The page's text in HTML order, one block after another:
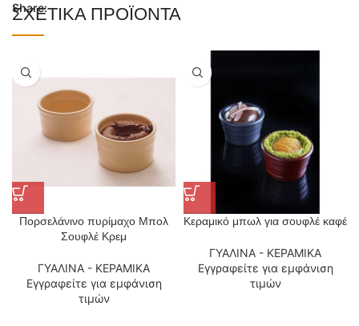
Share:
ΣΧΕΤΙΚΆ ΠΡΟΪΌΝΤΑ
Πορσελάνινο πυρίμαχο Μπολ
Σουφλέ Κρεμ
ΓΥΑΛΙΝΑ - ΚΕΡΑΜΙΚΑ
Εγγραφείτε για εμφάνιση
τιμών
Κεραμικό μπωλ για σουφλέ καφέ
ΓΥΑΛΙΝΑ - ΚΕΡΑΜΙΚΑ
Εγγραφείτε για εμφάνιση
τιμών